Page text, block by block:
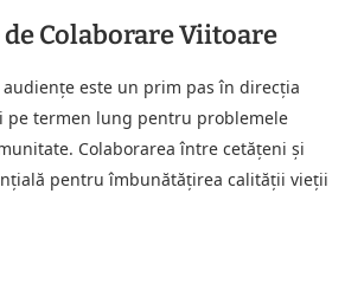
Colaborare Viitoare
este un prim pas în direcția
pe termen lung pentru problemele
Colaborarea între cetățeni și
pentru îmbunătățirea calității vieții